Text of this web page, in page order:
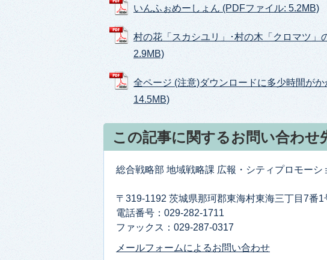
いんふぉめーしょん (PDFファイル: 5.2MB)
村の花「スカシユリ」･村の木「クロマツ」
2.9MB)
全ページ (注意)ダウンロードに多少時間が
14.5MB)
この記事に関するお問い合わせ
総合戦略部 地域戦略課 広報・シティプロモーシ
〒319-1192 茨城県那珂郡東海村東海三丁目7番1
電話番号：029-282-1711
ファックス：029-287-0317
メールフォームによるお問い合わせ